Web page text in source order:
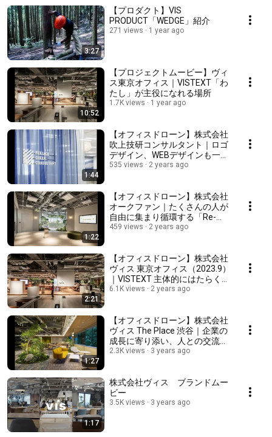
3:27
【プロダクト】VIS
PRODUCT「WEDGE」紹介
271 views 1 year ago
10:52
【プロジェクトムービー】ヴィ
ス東京オフィス｜VISTEXT「わ
たし」が主役になれる場所
1.7K views 1 year ago
1:44
【オフィスドローン】株式会社
吹上技研コンサルタント｜ロゴ
デザイン、WEBデザインも一新
したリブランディングプロジェ
535 views 2 years ago
1:22
【オフィスドローン】株式会社
オークファン｜たくさんの人が
自由に集まり循環する「Re-
Café terrace」
459 views 2 years ago
2:21
【オフィスドローン】株式会社
ヴィス 東京オフィス（2023.9）
｜VISTEXT 主体的にはたらく。
コミュニケーションが未来を編
6.1K views 2 years ago
1:27
【オフィスドローン】株式会社
ヴィス The Place 渋谷｜企業の
成長に寄り添い、人との交流か
ら新たなビジネスが生まれるシ
2.3K views 3 years ago
1:17
株式会社ヴィス ブランドムー
ビー
3.5K views 3 years ago